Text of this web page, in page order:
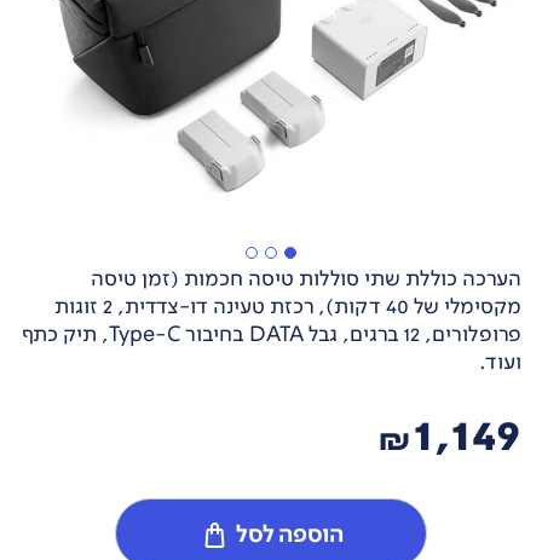
הערכה כוללת שתי סוללות טיסה חכמות (זמן טיסה
מקסימלי של 40 דקות), רכזת טעינה דו-צדדית, 2 זוגות
פרופלורים, 12 ברגים, גבל DATA בחיבור Type-C, תיק כתף
ועוד.
1,149
₪
הוספה לסל